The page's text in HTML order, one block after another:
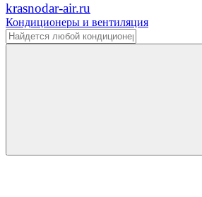
krasnodar-air.ru
Кондиционеры и вентиляция